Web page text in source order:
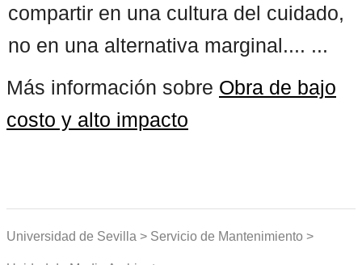
compartir en una cultura del cuidado,
no en una alternativa marginal.... ...
Más información sobre Obra de bajo
costo y alto impacto
Universidad de Sevilla > Servicio de Mantenimiento >